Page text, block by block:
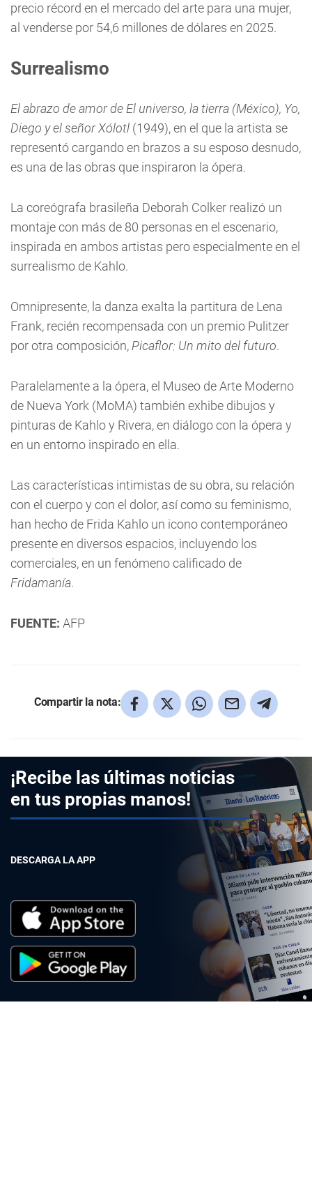
precio récord en el mercado del arte para una mujer,
al venderse por 54,6 millones de dólares en 2025.
Surrealismo
El abrazo de amor de El universo, la tierra (México), Yo,
Diego y el señor Xólotl (1949), en el que la artista se
representó cargando en brazos a su esposo desnudo,
es una de las obras que inspiraron la ópera.
La coreógrafa brasileña Deborah Colker realizó un
montaje con más de 80 personas en el escenario,
inspirada en ambos artistas pero especialmente en el
surrealismo de Kahlo.
Omnipresente, la danza exalta la partitura de Lena
Frank, recién recompensada con un premio Pulitzer
por otra composición, Picaflor: Un mito del futuro.
Paralelamente a la ópera, el Museo de Arte Moderno
de Nueva York (MoMA) también exhibe dibujos y
pinturas de Kahlo y Rivera, en diálogo con la ópera y
en un entorno inspirado en ella.
Las características intimistas de su obra, su relación
con el cuerpo y con el dolor, así como su feminismo,
han hecho de Frida Kahlo un icono contemporáneo
presente en diversos espacios, incluyendo los
comerciales, en un fenómeno calificado de
Fridamanía.
FUENTE: AFP
Compartir la nota:
¡Recibe las últimas noticias
en tus propias manos!
DESCARGA LA APP